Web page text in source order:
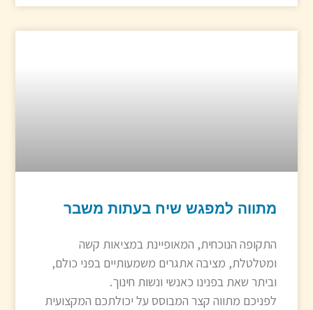
מתווה למפגש שיח בעתות משבר
התקופה הנוכחית, המאופיינת במציאות קשה
ומטלטלת, מציבה אתגרים משמעותיים בפני כולם,
וביתר שאת בפנינו כאנשי ונשות חינוך.
לפניכם מתווה קצר המבוסס על יכולתכם המקצועית